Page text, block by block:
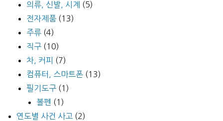
의류, 신발, 시계
(5)
전자제품 (13)
주류 (4)
직구 (10)
차, 커피 (7)
컴퓨터, 스마트폰 (13)
필기도구 (1)
볼펜 (1)
연도별 사건 사고 (2)